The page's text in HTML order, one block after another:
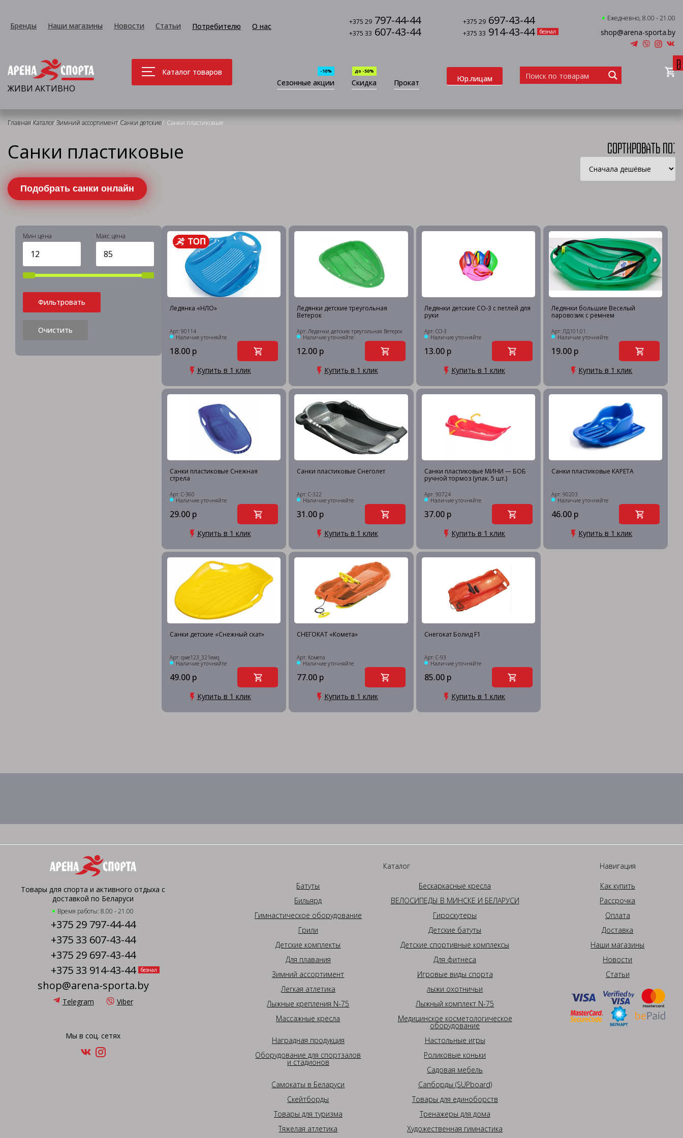
Бренды Наши магазины Новости Статьи Потребителю О нас +375 29 797-44-44 +375 29 697-43-44
+375 33 607-43-44 +375 33 914-43-44 безнал
Ежедневно, 8.00 - 21.00
shop@arena-sporta.by
ЖИВИ АКТИВНО
Каталог товаров
Сезонные акции
-10%
Скидка
до -50%
Прокат Юр.лицам
0
Главная/Каталог/Зимний ассортимент/Санки детские/ Санки пластиковые
Санки пластиковые
Подобрать санки онлайн
Сортировать по:
Мин цена Макс цена
Фильтровать
Очистить
Ледянка «НЛО»
Арт: 90114
Наличие уточняйте
18.00 р
Купить в 1 клик
Ледянки детские треугольная
Ветерок
Арт: Ледянки детские треугольная Ветерок
Наличие уточняйте
12.00 р
Купить в 1 клик
Ледянки детские СО-3 с петлей для
руки
Арт: СО-3
Наличие уточняйте
13.00 р
Купить в 1 клик
Ледянки большие Веселый
паровозик с ремнем
Арт: ЛД101.01
Наличие уточняйте
19.00 р
Купить в 1 клик
Санки пластиковые Снежная
стрела
Арт: С-360
Наличие уточняйте
29.00 р
Купить в 1 клик
Санки пластиковые Снеголет
Арт: С-322
Наличие уточняйте
31.00 р
Купить в 1 клик
Санки пластиковые МИНИ — БОБ
ручной тормоз (упак. 5 шт.)
Арт: 90724
Наличие уточняйте
37.00 р
Купить в 1 клик
Санки пластиковые КАРЕТА
Арт: 90203
Наличие уточняйте
46.00 р
Купить в 1 клик
Санки детские «Снежный скат»
Арт: qwe123_321ewq
Наличие уточняйте
49.00 р
Купить в 1 клик
СНЕГОКАТ «Комета»
Арт: Комета
Наличие уточняйте
77.00 р
Купить в 1 клик
Снегокат Болид F1
Арт: С-93
Наличие уточняйте
85.00 р
Купить в 1 клик
Товары для спорта и активного отдыха с
доставкой по Беларуси
Время работы: 8.00 - 21.00
+375 29 797-44-44
+375 33 607-43-44
+375 29 697-43-44
+375 33 914-43-44
безнал
shop@arena-sporta.by
Telegram Viber
Мы в соц. сетях
Каталог
Батуты
Бескаркасные кресла
Бильярд
ВЕЛОСИПЕДЫ В МИНСКЕ И БЕЛАРУСИ
Гимнастическое оборудование
Гироскутеры
Грили
Детские батуты
Детские комплекты
Детские спортивные комплексы
Для плавания
Для фитнеса
Зимний ассортимент
Игровые виды спорта
Легкая атлетика
лыжи охотничьи
Лыжные крепления N-75
Лыжный комплект N-75
Массажные кресла
Медицинское косметологическое
оборудование
Наградная продукция
Настольные игры
Оборудование для спортзалов
и стадионов
Роликовые коньки
Садовая мебель
Самокаты в Беларуси
Сапборды (SUPboard)
Скейтборды
Товары для единоборств
Товары для туризма
Тренажеры для дома
Тяжелая атлетика
Художественная гимнастика
Навигация
Как купить
Рассрочка
Оплата
Доставка
Наши магазины
Новости
Статьи